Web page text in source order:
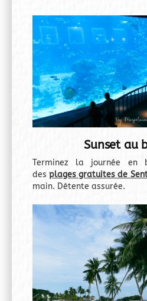
Sunset au
Terminez la journée en
desplages gratuites de
main. Détente assurée.